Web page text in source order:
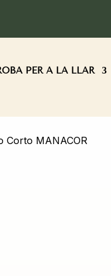
PER A LA LLAR
Corto MANACOR